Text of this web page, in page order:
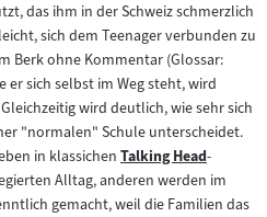
das ihm in der Schweiz schmerzlich
sich dem Teenager verbunden zu
Berk ohne Kommentar (Glossar:
er sich selbst im Weg steht, wird
wird deutlich, wie sehr sich
"normalen" Schule unterscheidet.
in klassichen Zum
Inhalt:
Talking Head-
Alltag, anderen werden im
gemacht, weil die Familien das